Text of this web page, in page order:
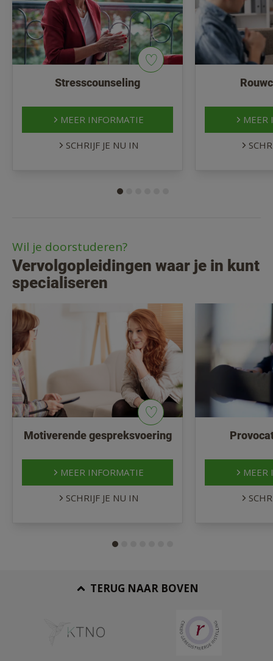
Stresscounseling
MEER INFORMATIE
SCHRIJF JE NU IN
MEER
Wil je doorstuderen?
Vervolgopleidingen waar je in kunt
specialiseren
Motiverende gespreksvoering
MEER INFORMATIE
SCHRIJF JE NU IN
MEER
TERUG NAAR BOVEN